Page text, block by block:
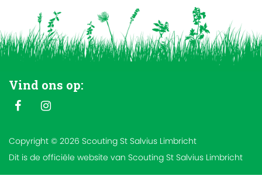
Vind ons op:
Copyright © 2026 Scouting St Salvius Limbricht
Dit is de officiële website van Scouting St Salvius Limbricht